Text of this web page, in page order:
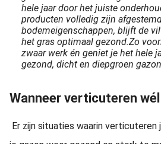
hele jaar door het juiste
producten volledig zijn
bodemeigenschappen, blijft de
het gras optimaal gezond.Zo
zwaar werk én geniet je het hele
gezond, dicht en diepgroen
Wanneer verticuteren
Er zijn situaties waarin verticuteren